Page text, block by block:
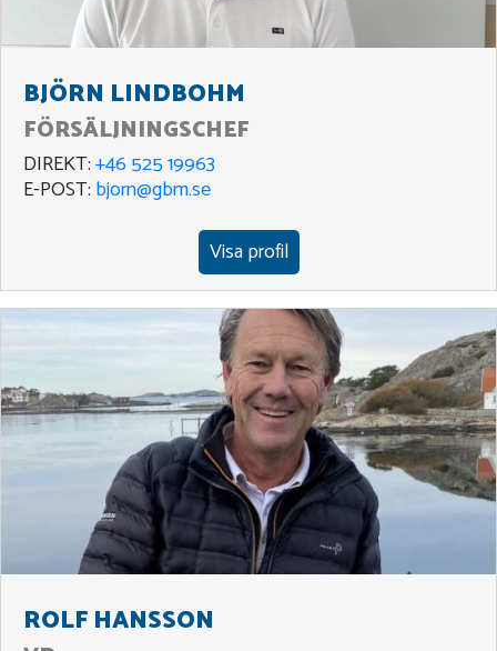
BJÖRN LINDBOHM
FÖRSÄLJNINGSCHEF
DIREKT:+46 525 19963
E-POST: bjorn@gbm.se
Visa profil
ROLF HANSSON